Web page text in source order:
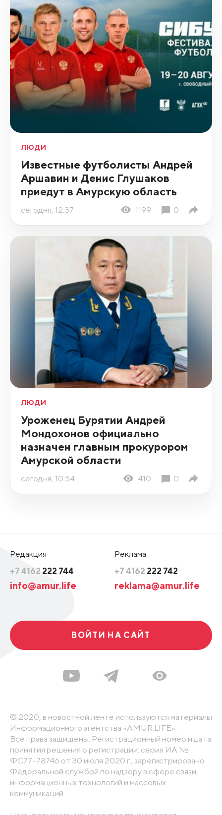
ЛЮДИ
Известные футболисты Андрей
Аршавин и Денис Глушаков
приедут в Амурскую область
сегодня, 12:37 1199 0
ЛЮДИ
Уроженец Бурятии Андрей
Мондохонов официально
назначен главным прокурором
Амурской области
сегодня, 10:54 410 0
Редакция
+7 4162 222 744
info@amur.life
Реклама
+7 4162 222 742
reklama@amur.life
ВОЙТИ НА САЙТ
© 2020, в новостной ленте используются материалы
Информационного агентства «AMUR.LIFE».
Все права защищены. Регистрационный номер и дата
принятия решения о регистрации: серия ИА №
ФС77-78746 от 30 июля 2020 г., зарегистрировано
Федеральной службой по надзору в сфере связи,
информационных технологий и массовых
коммуникаций